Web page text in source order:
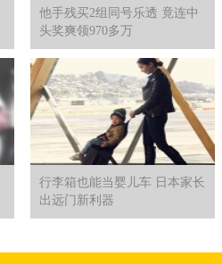
他手残买2组同号乐透 竟连中
头奖爽领970多万
行李箱也能当婴儿车 日本家长
出远门新利器